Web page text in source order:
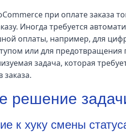
при оплате заказа
Иногда требуется
оплаты, например, для
или для предотвращения
задача, которая
заказа.
решение
к хуку смены